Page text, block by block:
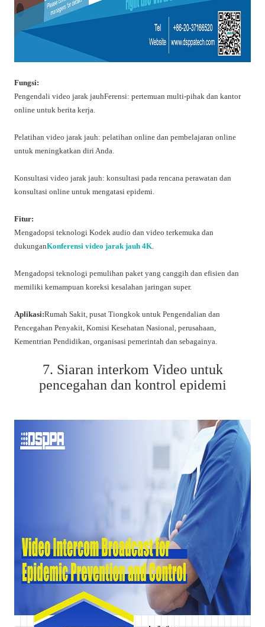
Fungsi:
Pengendali video jarak jauhFerensi: pertemuan multi-pihak dan kantor
online untuk berita kerja.
Pelatihan video jarak jauh: pelatihan online dan pembelajaran online
untuk meningkatkan diri Anda.
Konsultasi video jarak jauh: konsultasi pada rencana perawatan dan
konsultasi online untuk mengatasi epidemi.
Fitur:
Mengadopsi teknologi Kodek audio dan video terkemuka dan
dukunganKonferensi video jarak jauh 4K
Mengadopsi teknologi pemulihan paket yang canggih dan efisien dan
memiliki kemampuan koreksi kesalahan jaringan super.
Aplikasi:Rumah Sakit, pusat Tiongkok untuk Pengendalian dan
Pencegahan Penyakit, Komisi Kesehatan Nasional, perusahaan,
Kementrian Pendidikan, organisasi pemerintah dan sebagainya.
7. Siaran interkom Video untuk
pencegahan dan kontrol epidemi